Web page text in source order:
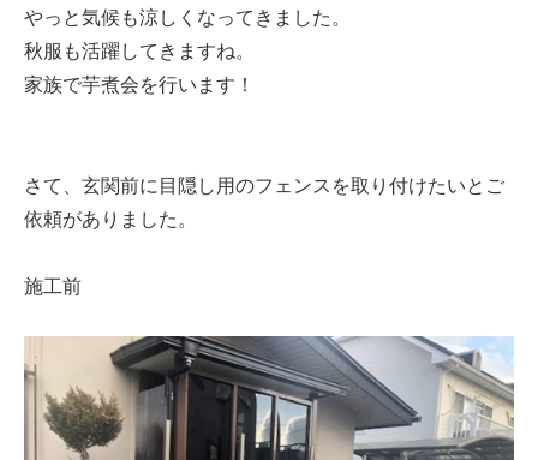
やっと気候も涼しくなってきました。
秋服も活躍してきますね。
家族で芋煮会を行います！
さて、玄関前に目隠し用のフェンスを取り付けたいとご
依頼がありました。
施工前